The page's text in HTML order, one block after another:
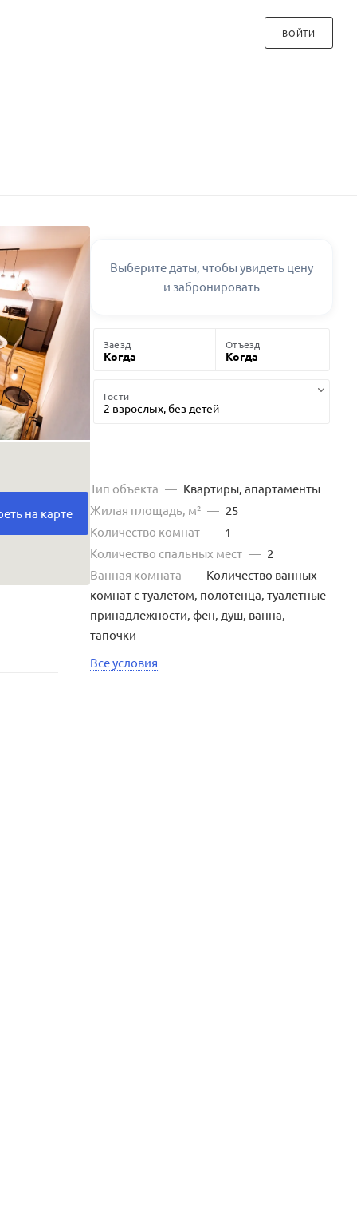
ВОЙТИ
на карте
Выберите даты, чтобы увидеть цену
и забронировать
Заезд
Когда
Отъезд
Когда
Гости
2 взрослых, без детей
Тип объекта — Квартиры, апартаменты
Жилая площадь, м² — 25
Количество комнат — 1
Количество спальных мест — 2
Ванная комната — Количество ванных
комнат с туалетом, полотенца, туалетные
принадлежности, фен, душ, ванна,
тапочки
Все условия